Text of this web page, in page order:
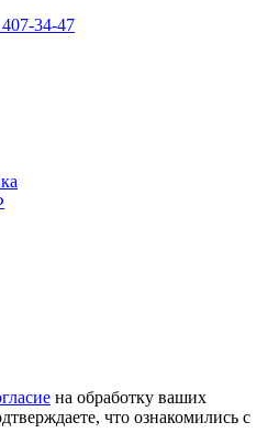
34-47
на обработку ваших
что ознакомились с